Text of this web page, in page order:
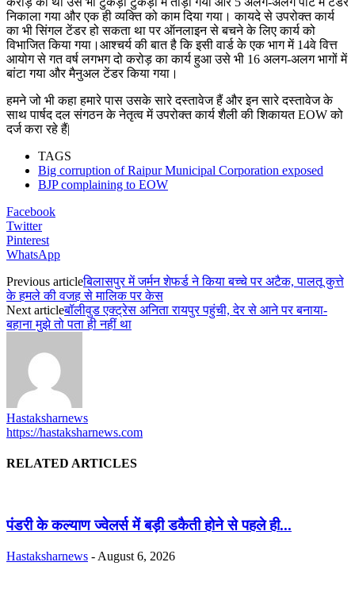
निकाला गया और एक ही व्यक्ति को काम दिया गया। कायदे से उपरोक्त कार्य
का भी सिंगल टेंडर हो सकता था पर ऑनलाइन से बचने के लिए कार्य को
विभाजित किया गया।आश्चर्य की बात है कि इसी वार्ड के एक भाग में 14वे वित्त
आयोग से गत वर्ष लगभग दो करोड़ का कार्य हुआ उसे भी 16 अलग-अलग भागों में
बांटा गया और मैनुअल टेंडर किया गया।
हमने जो भी कहा हमारे पास उसके सारे दस्तावेज हैं और इन सारे दस्तावेज के
साथ पार्षद दल संगठन के नेतृत्व में उपरोक्त कार्य शैली की शिकायत EOW को
दर्ज करा रहे हैं|
TAGS
Big corruption of Raipur Municipal Corporation exposed
BJP complaining to EOW
Facebook
Twitter
Pinterest
WhatsApp
Previous articleबिलासपुर में जर्मन शेफर्ड ने किया बच्चे पर अटैक, पालतू कुत्ते
के हमले की वजह से मालिक पर केस
Next articleबॉलीवुड एक्ट्रेस अनिता रायपुर पहुंची, देर से आने पर बनाया-
बहाना मुझे तो पता ही नहीं था
Hastaksharnews
https://hastaksharnews.com
RELATED ARTICLES
पंडरी के कल्याण ज्वेलर्स में बड़ी डकैती होने से पहले ही...
Hastaksharnews - August 6, 2026